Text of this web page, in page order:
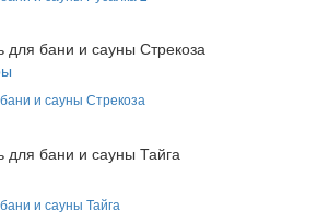
и сауны Стрекоза
и сауны Тайга